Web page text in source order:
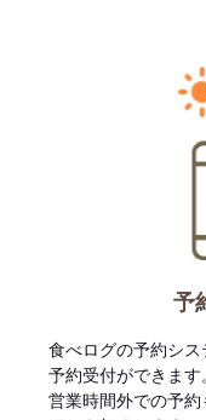
予
食べログの予約シ
予約受付ができます
営業時間外での予約